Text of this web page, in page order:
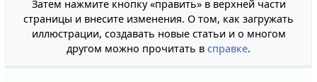
Затем нажмите кнопку «править» в верхней части
страницы и внесите изменения. О том, как загружать
иллюстрации, создавать новые статьи и о многом
другом можно прочитать в справке.